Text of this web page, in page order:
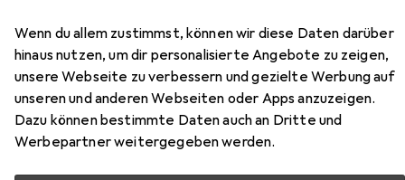
Wenn du allem zustimmst, können wir diese Daten darüber
hinaus nutzen, um dir personalisierte Angebote zu zeigen,
unsere Webseite zu verbessern und gezielte Werbung auf
unseren und anderen Webseiten oder Apps anzuzeigen.
Dazu können bestimmte Daten auch an Dritte und
Werbepartner weitergegeben werden.
Zubehör für Topstar Bürostuhl
Smart Point schwarz